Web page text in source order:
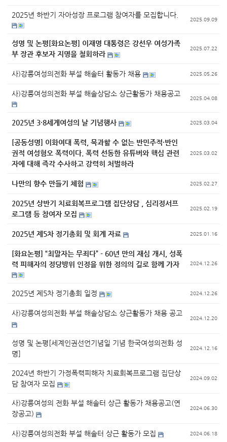
2025년 하반기 자아성장 프로그램 참여자를 모집합니다.
2025.09.09
성명 및 논평[화요논평] 이재명 대통령은 강선우 여성가족
부 장관 후보자 지명을 철회하라
2025.07.22
사)강릉여성의전화 부설 해솔터 활동가 채용 2025.05.26
사)강릉여성의전화 부설 해솔상담소 상근활동가 채용공고
2025.04.08
2025년 3·8세계여성의 날 기념행사 2025.03.04
[공동성명] 이화여대 폭력, 묵과할 수 없는 반민주적·반인
권적 여성혐오 폭력이다. 폭력 선동한 유튜버와 핵심 관련
자에 대해 즉각 수사하고 강력히 처벌하라
2025.03.02
나만의 향수 만들기 체험 2025.02.27
2025년 상반기 치료회복프로그램 집단상담 , 심리정서프
로그램 등 참여자 모집
2025.02.19
2025년 제5차 정기총회 및 회계 자료 2025.01.16
[화요논평] “최말자는 무죄다” - 60년 만의 재심 개시, 성폭
력 피해자의 정당방위 인정을 위한 정의의 길로 함께 가자
2024.12.26
2025년 제5차 정기총회 일정 2024.12.26
사)강릉여성의전화 부설 해솔상담소 상근활동가 채용 공고
2024.12.20
성명 및 논평[세계인권선언기념일 기념 한국여성의전화 성
명]
2024.12.16
2024년 하반기 가정폭력피해자 치료회복프로그램 집단상
담 참여자 모집
2024.09.02
사)강릉여성의 전화 부설 해솔터 상근 활동가 채용공고(연
장공고)
2024.06.30
사)강릉여성의전화 부설 해솔터 상근 활동가 모집 2024.06.18